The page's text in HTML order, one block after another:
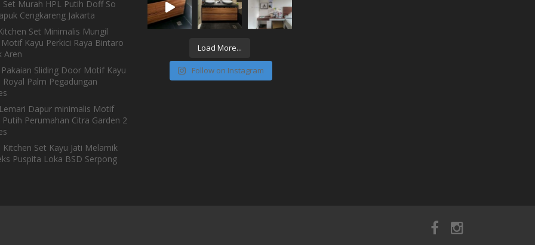
Set Murah HPL Putih Doff So
Cengkareng Jakarta
Set Minimalis Mungil
Kayu Perkici Raya Bintaro
Aren
Sliding Door Motif Kayu
Palm Pegadungan
Dapur minimalis Motif
Perumahan Citra Garden 2
Set Kayu Jati Melamik
Puspita Loka BSD Serpong
Load More...
Follow on Instagram